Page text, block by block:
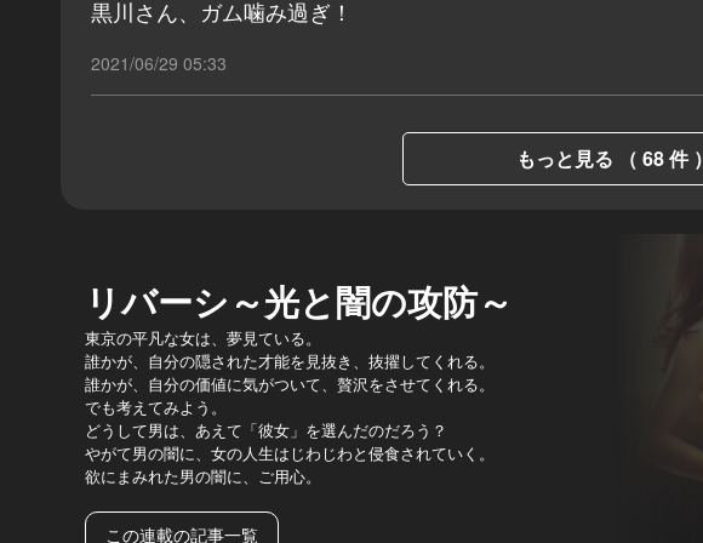
黒川さん、ガム噛み過ぎ！
2021/06/29 05:33
もっと見る （ 68 件 ）
リバーシ～光と闇の攻防～
東京の平凡な女は、夢見ている。
誰かが、自分の隠された才能を見抜き、抜擢してくれる。
誰かが、自分の価値に気がついて、贅沢をさせてくれる。
でも考えてみよう。
どうして男は、あえて「彼女」を選んだのだろう？
やがて男の闇に、女の人生はじわじわと侵食されていく。
欲にまみれた男の闇に、ご用心。
この連載の記事一覧